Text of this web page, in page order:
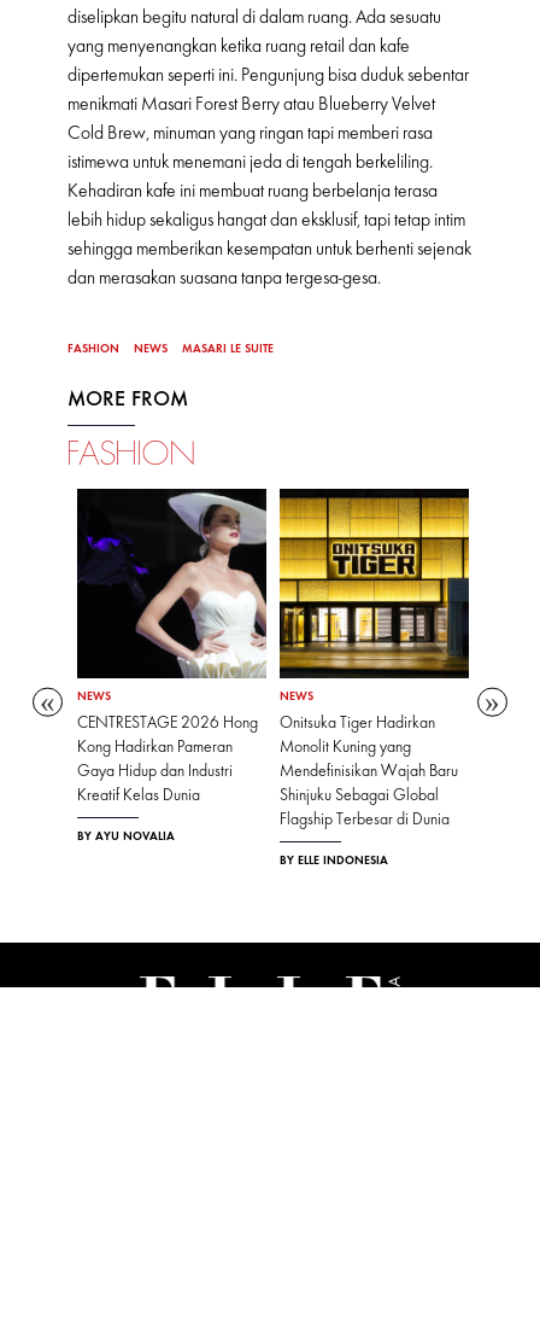
diselipkan begitu natural di dalam ruang. Ada sesuatu
yang menyenangkan ketika ruang retail dan kafe
dipertemukan seperti ini. Pengunjung bisa duduk sebentar
menikmati Masari Forest Berry atau Blueberry Velvet
Cold Brew, minuman yang ringan tapi memberi rasa
istimewa untuk menemani jeda di tengah berkeliling.
Kehadiran kafe ini membuat ruang berbelanja terasa
lebih hidup sekaligus hangat dan eksklusif, tapi tetap intim
sehingga memberikan kesempatan untuk berhenti sejenak
dan merasakan suasana tanpa tergesa-gesa.
FASHION NEWS MASARI LE SUITE
MORE FROM
FASHION
NEWS
CENTRESTAGE 2026 Hong
Kong Hadirkan Pameran
Gaya Hidup dan Industri
Kreatif Kelas Dunia
BY AYU NOVALIA
NEWS
Onitsuka Tiger Hadirkan
Monolit Kuning yang
Mendefinisikan Wajah Baru
Shinjuku Sebagai Global
Flagship Terbesar di Dunia
BY ELLE INDONESIA
NEWS
Akuisisi